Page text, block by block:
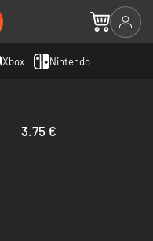
Xbox Nintendo
3.75 €